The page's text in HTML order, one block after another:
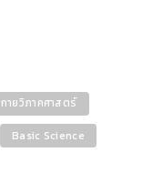
กายวิภาคศาสตร์
Basic Science